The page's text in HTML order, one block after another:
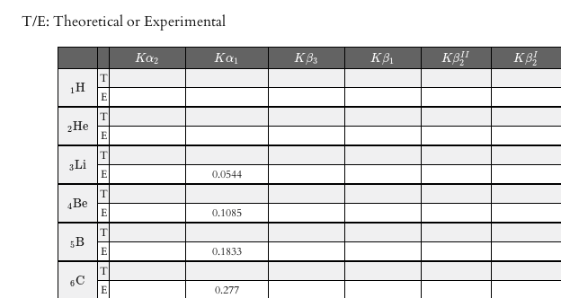
T/E: Theoretical or Experimental
Kα2 Kα1 K β3 K β1 KβI I
2 K β I
2
1H
T
E
2He
T
E
3Li
T
E
0.0544
4Be
T
E
0.1085
5B
T
E
0.1833
6C
T
E
0.277